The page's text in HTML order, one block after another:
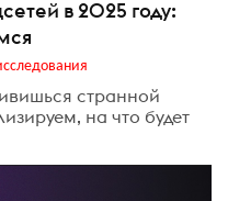
в 2025 году:
странной
на что будет